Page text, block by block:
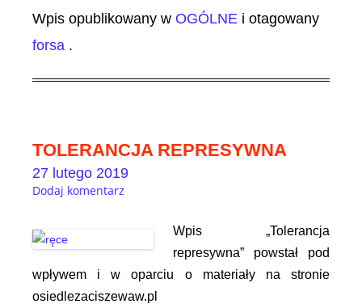
Wpis opublikowany w OGÓLNE i otagowany
forsa .
TOLERANCJA REPRESYWNA
Dodaj komentarz
Wpis „Tolerancja
represywna” powstał pod
wpływem i w oparciu o materiały na stronie
osiedlezaciszewaw.pl
27 lutego 2019